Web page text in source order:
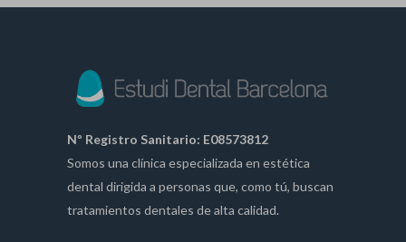
Nº Registro Sanitario: E08573812
Somos una clínica especializada en estética
dental dirigida a personas que, como tú, buscan
tratamientos dentales de alta calidad.